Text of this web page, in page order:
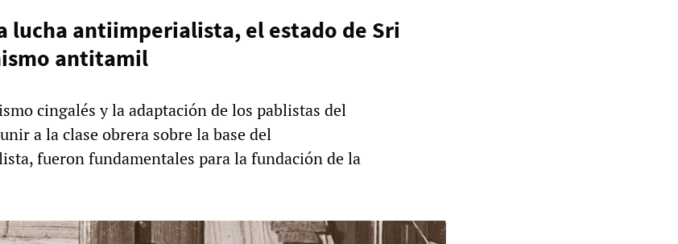
lucha antiimperialista, el estado de Sri
antitamil
cingalés y la adaptación de los pablistas del
a la clase obrera sobre la base del
fueron fundamentales para la fundación de la